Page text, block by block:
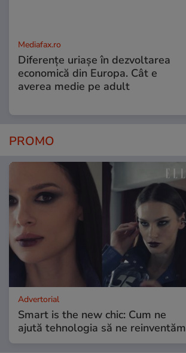
Mediafax.ro
Diferențe uriașe în dezvoltarea
economică din Europa. Cât e
averea medie pe adult
PROMO
Advertorial
Smart is the new chic: Cum ne
ajută tehnologia să ne reinventăm